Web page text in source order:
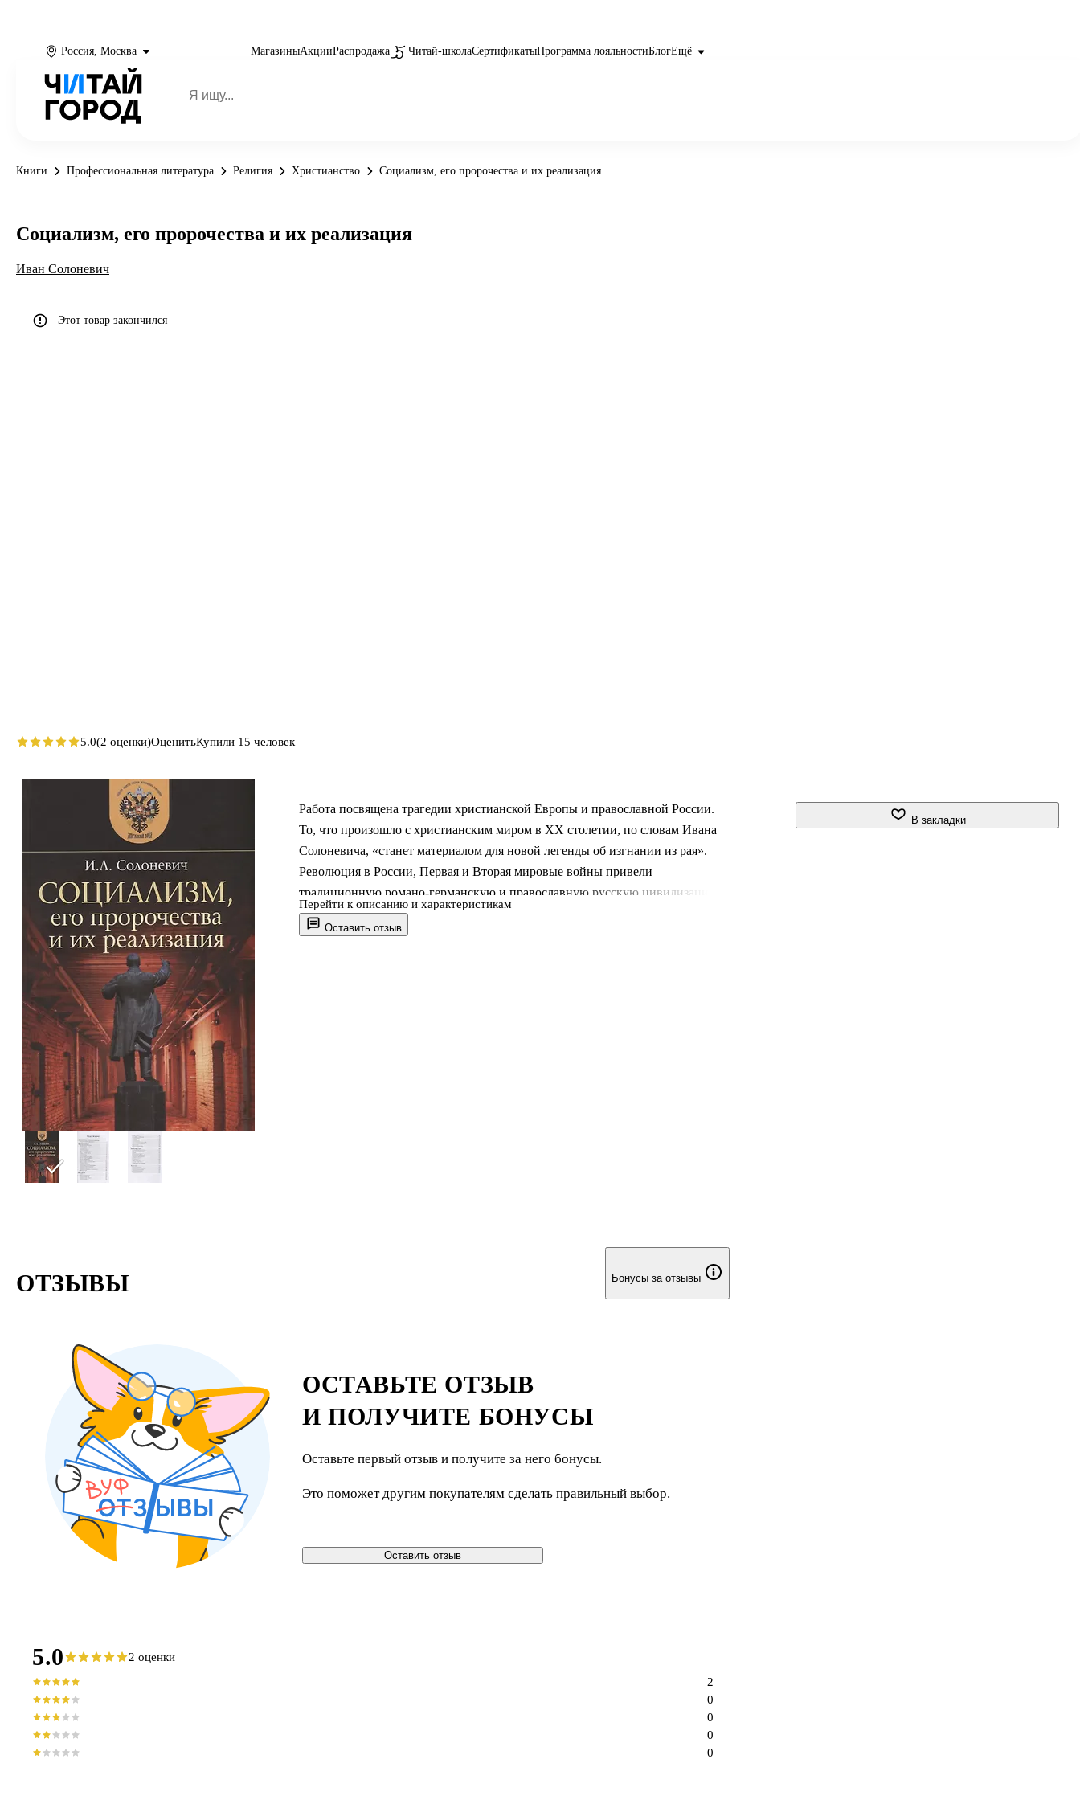
Россия, Москва МагазиныАкцииРаспродажа Читай-школаСертификатыПрограмма лояльностиБлогЕщё
Книги Профессиональная литература Религия Христианство Социализм, его пророчества и их реализация
Оставить отзыв
Работа посвящена трагедии христианской Европы и православной России.
То, что произошло с христианским миром в XX столетии, по словам Ивана
Солоневича, «станет материалом для новой легенды об изгнании из рая».
Революция в России, Первая и Вторая мировые войны привели
традиционную романо-германскую и православную русскую цивилизации к
краю гибели. Христианскую традицию в нашем мире потеснила
революционная философия. Книга обращена ко всем русским людям с
Перейти к описанию и характеристикам
Социализм, его пророчества и их реализация
Иван Солоневич
Этот товар закончился
5.0(2 оценки)ОценитьКупили 15 человек
В закладки
ОТЗЫВЫ Бонусы за отзывы
ОСТАВЬТЕ ОТЗЫВ
И ПОЛУЧИТЕ БОНУСЫ
Оставьте первый отзыв и получите за него бонусы.
Это поможет другим покупателям сделать правильный выбор.
Оставить отзыв
5.0 2 оценки
0
0
0
0
2